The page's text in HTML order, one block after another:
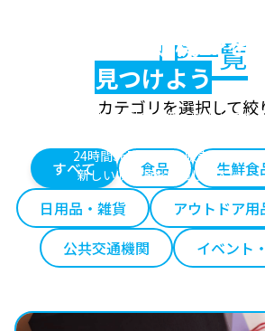
最適な自販機LPを
見つけよう
テーマ別に自動販売機の特徴を紹介
24時間365日の無人販売で、
新しい収益源を創出します
LP一覧
カテゴリを選択して絞
すべて 食品 生鮮食
日用品・雑貨
アウトドア用
公共交通機関
イベント